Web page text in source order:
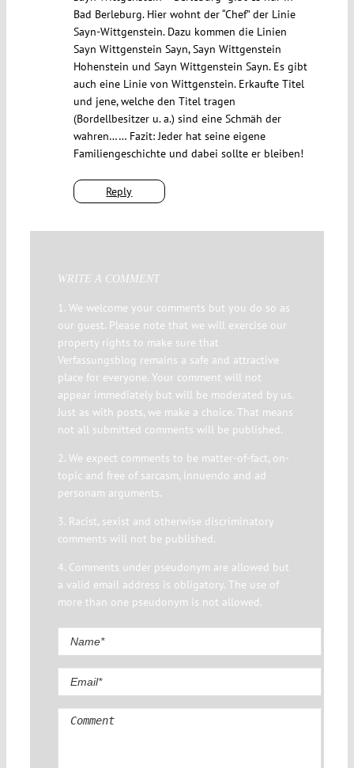
Reply
Bad Berleburg. Hier wohnt der “Chef” der Linie
Sayn-Wittgenstein. Dazu kommen die Linien
Sayn Wittgenstein Sayn, Sayn Wittgenstein
Hohenstein und Sayn Wittgenstein Sayn. Es gibt
auch eine Linie von Wittgenstein. Erkaufte Titel
und jene, welche den Titel tragen
(Bordellbesitzer u. a.) sind eine Schmäh der
wahren…… Fazit: Jeder hat seine eigene
Familiengeschichte und dabei sollte er bleiben!
WRITE A COMMENT
1. We welcome your comments but you do so as
our guest. Please note that we will exercise our
property rights to make sure that
Verfassungsblog remains a safe and attractive
place for everyone. Your comment will not
appear immediately but will be moderated by us.
Just as with posts, we make a choice. That means
not all submitted comments will be published.
2. We expect comments to be matter-of-fact, on-
topic and free of sarcasm, innuendo and ad
personam arguments.
3. Racist, sexist and otherwise discriminatory
comments will not be published.
4. Comments under pseudonym are allowed but
a valid email address is obligatory. The use of
more than one pseudonym is not allowed.
Comment